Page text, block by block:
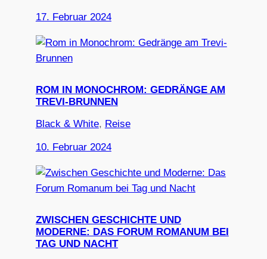
17. Februar 2024
ROM IN MONOCHROM: GEDRÄNGE AM
TREVI-BRUNNEN
Black & White, Reise
10. Februar 2024
ZWISCHEN GESCHICHTE UND
MODERNE: DAS FORUM ROMANUM BEI
TAG UND NACHT